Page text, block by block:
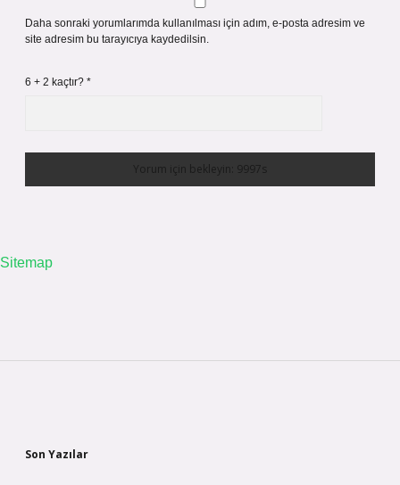
Daha sonraki yorumlarımda kullanılması için adım, e-posta adresim ve
site adresim bu tarayıcıya kaydedilsin.
6 + 2 kaçtır? *
Sitemap
Son Yazılar